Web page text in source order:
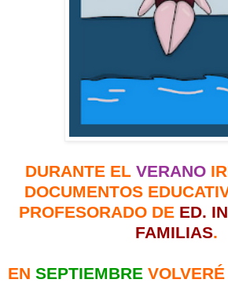
DURANTE EL VERANO
DOCUMENTOS
PROFESORADO DE ED.
FAMILIAS.
EN SEPTIEMBRE